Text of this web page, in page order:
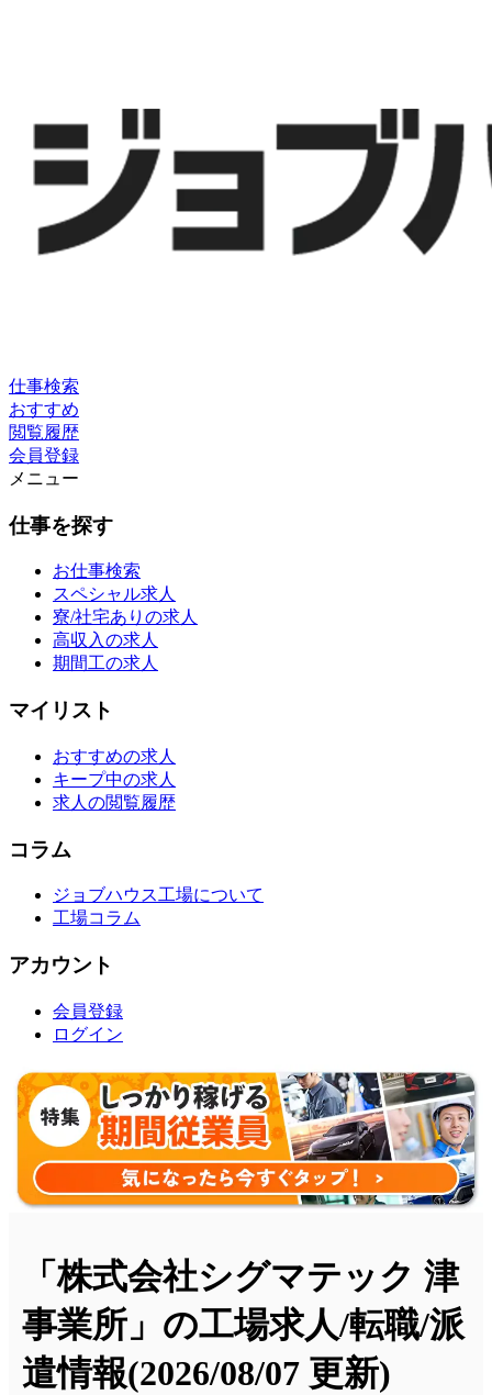
仕事検索
おすすめ
閲覧履歴
会員登録
メニュー
仕事を探す
お仕事検索
スペシャル求人
寮/社宅ありの求人
高収入の求人
期間工の求人
マイリスト
おすすめの求人
キープ中の求人
求人の閲覧履歴
コラム
ジョブハウス工場について
工場コラム
アカウント
会員登録
ログイン
「株式会社シグマテック 津
事業所」の工場求人/転職/派
遣情報(2026/08/07 更新)